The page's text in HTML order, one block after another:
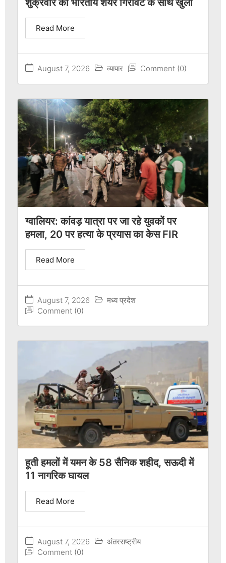
शुक्रवार को भारतीय शेयर गिरावट के साथ खुला
August 7, 2026 व्यापार Comment (0)
Read More
ग्वालियर: कांवड़ यात्रा पर जा रहे युवकों पर
हमला, 20 पर हत्या के प्रयास का केस FIR
August 7, 2026
मध्य प्रदेश
Comment (0)
Read More
हूती हमलों में यमन के 58 सैनिक शहीद, सऊदी में
11 नागरिक घायल
August 7, 2026
अंतरराष्ट्रीय
Comment (0)
Read More